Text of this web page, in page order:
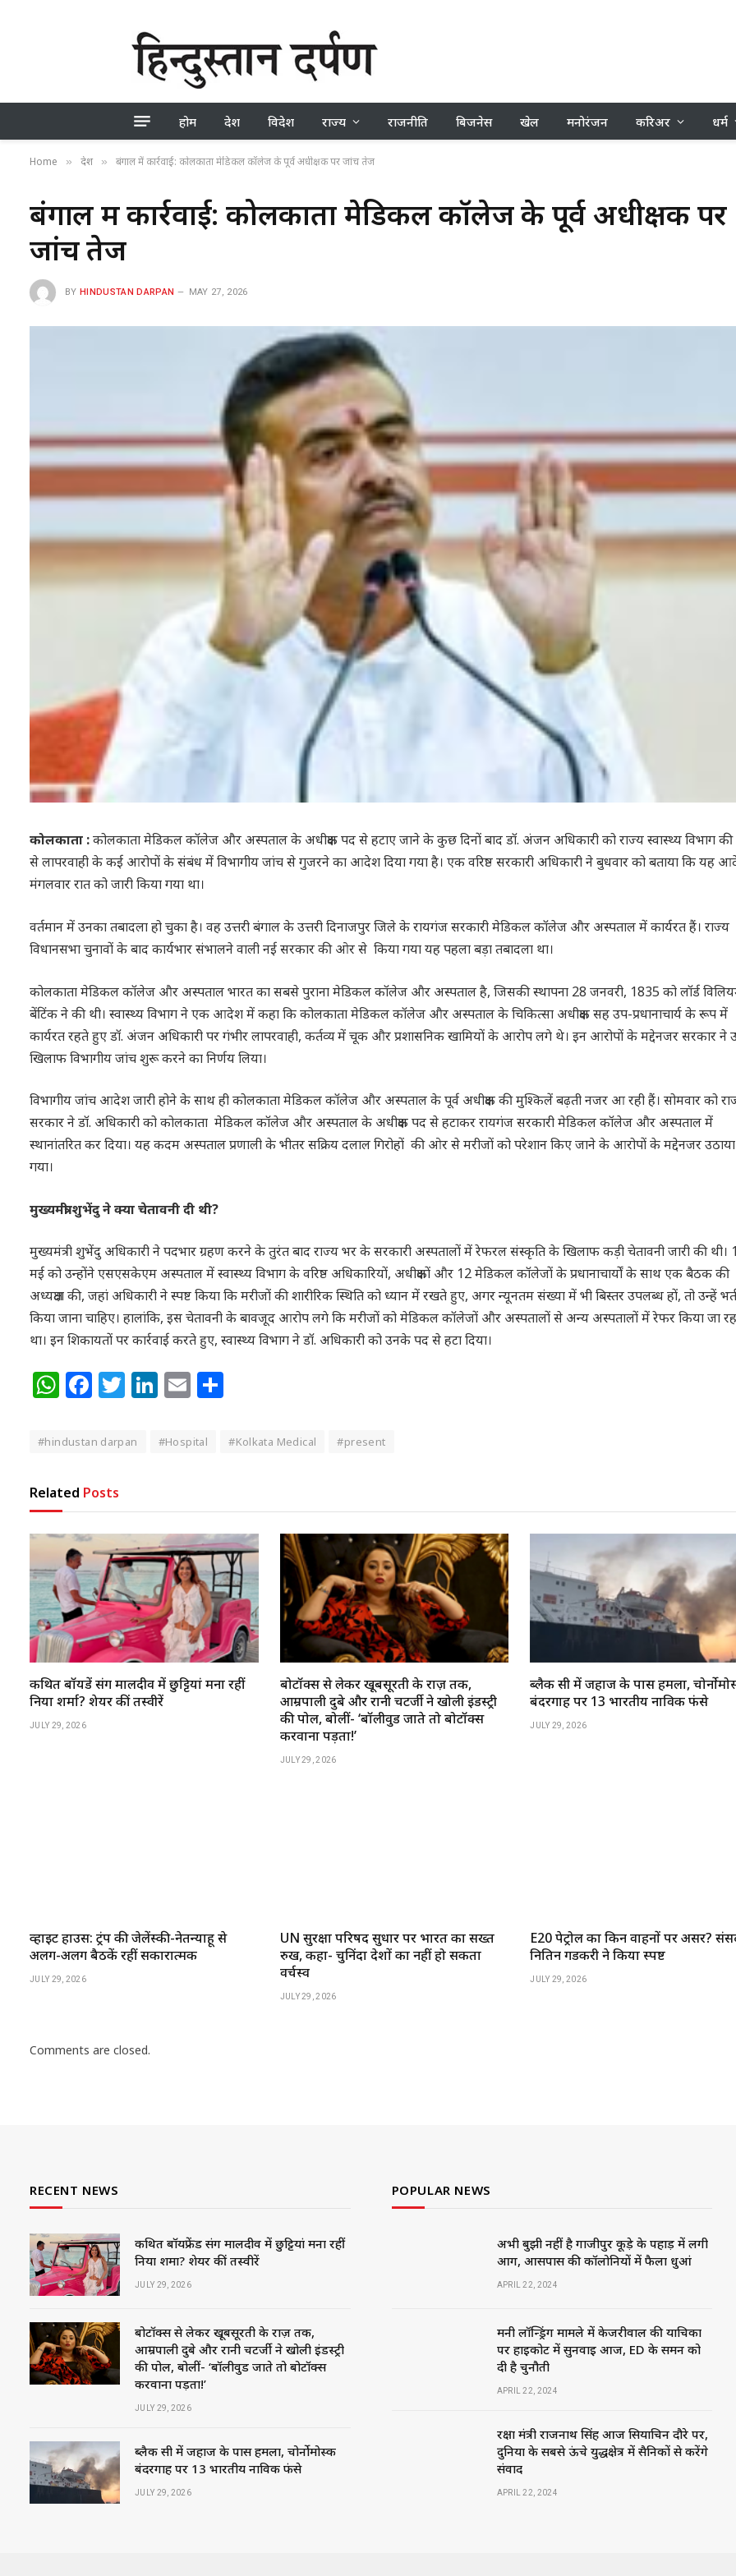
होम देश विदेश राज्य राजनीति बिजनेस खेल मनोरंजन करिअर धर्म
Home » देश » बंगाल में कार्रवाई: कोलकाता मेडिकल कॉलेज के पूर्व अधीक्षक पर जांच तेज
बंगाल में कार्रवाई: कोलकाता मेडिकल कॉलेज के पूर्व अधीक्षक पर
जांच तेज
BY HINDUSTAN DARPAN MAY 27, 2026
कोलकाता :कोलकाता मेडिकल कॉलेज और अस्पताल के अधीक्षक पद से हटाए जाने के कुछ दिनों बाद डॉ. अंजन अधिकारी को राज्य स्वास्थ्य विभाग
से लापरवाही के कई आरोपों के संबंध में विभागीय जांच से गुजरने का आदेश दिया गया है। एक वरिष्ठ सरकारी अधिकारी ने बुधवार को बताया कि यह
मंगलवार रात को जारी किया गया था।
वर्तमान में उनका तबादला हो चुका है। वह उत्तरी बंगाल के उत्तरी दिनाजपुर जिले के रायगंज सरकारी मेडिकल कॉलेज और अस्पताल में कार्यरत हैं। राज्य
विधानसभा चुनावों के बाद कार्यभार संभालने वाली नई सरकार की ओर से किया गया यह पहला बड़ा तबादला था।
कोलकाता मेडिकल कॉलेज और अस्पताल भारत का सबसे पुराना मेडिकल कॉलेज और अस्पताल है, जिसकी स्थापना 28 जनवरी, 1835 को लॉर्ड
बेंटिंक ने की थी। स्वास्थ्य विभाग ने एक आदेश में कहा कि कोलकाता मेडिकल कॉलेज और अस्पताल के चिकित्सा अधीक्षक सह उप-प्रधानाचार्य के रूप में
कार्यरत रहते हुए डॉ. अंजन अधिकारी पर गंभीर लापरवाही, कर्तव्य में चूक और प्रशासनिक खामियों के आरोप लगे थे। इन आरोपों के मद्देनजर सरकार ने
खिलाफ विभागीय जांच शुरू करने का निर्णय लिया।
विभागीय जांच आदेश जारी होने के साथ ही कोलकाता मेडिकल कॉलेज और अस्पताल के पूर्व अधीक्षक की मुश्किलें बढ़ती नजर आ रही हैं। सोमवार को
सरकार ने डॉ. अधिकारी को कोलकाता मेडिकल कॉलेज और अस्पताल के अधीक्षक पद से हटाकर रायगंज सरकारी मेडिकल कॉलेज और अस्पताल में
स्थानांतरित कर दिया। यह कदम अस्पताल प्रणाली के भीतर सक्रिय दलाल गिरोहों की ओर से मरीजों को परेशान किए जाने के आरोपों के मद्देनजर उठाया
गया।
मुख्यमंत्री शुभेंदु ने क्या चेतावनी दी थी?
मुख्यमंत्री शुभेंदु अधिकारी ने पदभार ग्रहण करने के तुरंत बाद राज्य भर के सरकारी अस्पतालों में रेफरल संस्कृति के खिलाफ कड़ी चेतावनी जारी की थी।
मई को उन्होंने एसएसकेएम अस्पताल में स्वास्थ्य विभाग के वरिष्ठ अधिकारियों, अधीक्षकों और 12 मेडिकल कॉलेजों के प्रधानाचार्यों के साथ एक बैठक की
अध्यक्षता की, जहां अधिकारी ने स्पष्ट किया कि मरीजों की शारीरिक स्थिति को ध्यान में रखते हुए, अगर न्यूनतम संख्या में भी बिस्तर उपलब्ध हों, तो उन्हें
किया जाना चाहिए। हालांकि, इस चेतावनी के बावजूद आरोप लगे कि मरीजों को मेडिकल कॉलेजों और अस्पतालों से अन्य अस्पतालों में रेफर किया जा
था। इन शिकायतों पर कार्रवाई करते हुए, स्वास्थ्य विभाग ने डॉ. अधिकारी को उनके पद से हटा दिया।
WhatsApp
Facebook
Twitter
LinkedIn
Email
#hindustan darpan #Hospital #Kolkata Medical #present
Related Posts
कथित बॉयफ्रेंड संग मालदीव में छुट्टियां मना रहीं
निया शर्मा? शेयर कीं तस्वीरें
JULY 29, 2026
बोटॉक्स से लेकर खूबसूरती के राज़ तक,
आम्रपाली दुबे और रानी चटर्जी ने खोली इंडस्ट्री
की पोल, बोलीं- ‘बॉलीवुड जाते तो बोटॉक्स
करवाना पड़ता!’
JULY 29, 2026
ब्लैक सी में जहाज के पास हमला,
बंदरगाह पर 13 भारतीय नाविक फंसे
JULY 29, 2026
व्हाइट हाउस: ट्रंप की जेलेंस्की-नेतन्याहू से
अलग-अलग बैठकें रहीं सकारात्मक
JULY 29, 2026
UN सुरक्षा परिषद सुधार पर भारत का सख्त
रुख, कहा- चुनिंदा देशों का नहीं हो सकता
वर्चस्व
JULY 29, 2026
E20 पेट्रोल का किन वाहनों पर असर?
नितिन गडकरी ने किया स्पष्ट
JULY 29, 2026
Comments are closed.
RECENT NEWS
कथित बॉयफ्रेंड संग मालदीव में छुट्टियां मना रहीं
निया शर्मा? शेयर कीं तस्वीरें
JULY 29, 2026
बोटॉक्स से लेकर खूबसूरती के राज़ तक,
आम्रपाली दुबे और रानी चटर्जी ने खोली इंडस्ट्री
की पोल, बोलीं- ‘बॉलीवुड जाते तो बोटॉक्स
करवाना पड़ता!’
JULY 29, 2026
ब्लैक सी में जहाज के पास हमला, चोर्नोमोर्स्क
बंदरगाह पर 13 भारतीय नाविक फंसे
JULY 29, 2026
POPULAR NEWS
अभी बुझी नहीं है गाजीपुर कूड़े के पहाड़ में लगी
आग, आसपास की कॉलोनियों में फैला धुआं
APRIL 22, 2024
मनी लॉन्ड्रिंग मामले में केजरीवाल की याचिका
पर हाईकोर्ट में सुनवाई आज, ED के समन को
दी है चुनौती
APRIL 22, 2024
रक्षा मंत्री राजनाथ सिंह आज सियाचिन दौरे पर,
दुनिया के सबसे ऊंचे युद्धक्षेत्र में सैनिकों से करेंगे
संवाद
APRIL 22, 2024